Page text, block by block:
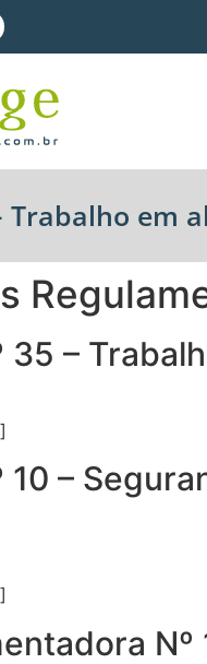
Trabalho em
–
–